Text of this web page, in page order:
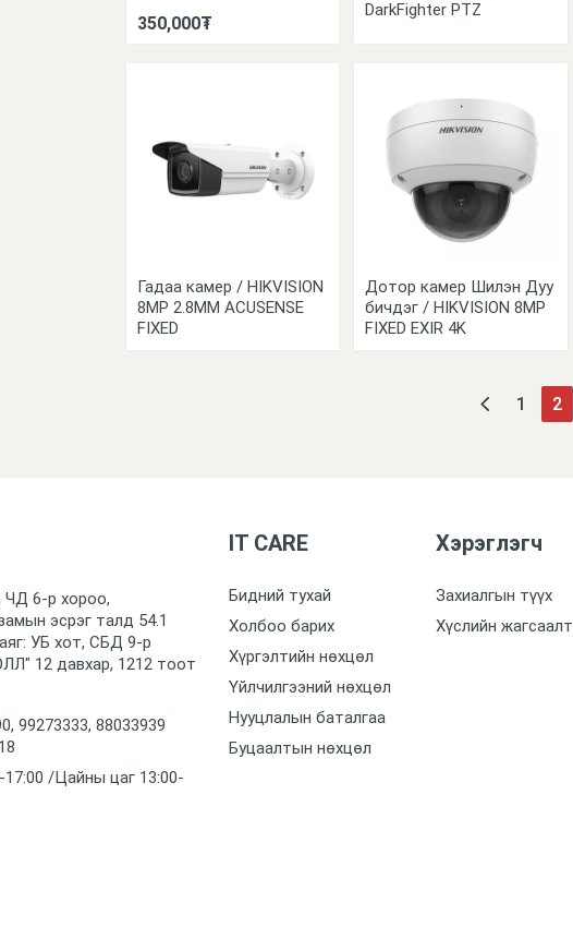
350,000₮
DarkFighter PTZ
Гадаа камер / HIKVISION
8MP 2.8MM ACUSENSE
FIXED
Дотор камер Шилэн Дуу
бичдэг / HIKVISION 8MP
FIXED EXIR 4K
1 2
ЧД 6-р хороо,
эсрэг талд 54.1
УБ хот, СБД 9-р
12 давхар, 1212 тоот
99273333, 88033939
/Цайны цаг 13:00-
IT CARE
Бидний тухай
Холбоо барих
Хүргэлтийн нөхцөл
Үйлчилгээний нөхцөл
Нууцлалын баталгаа
Буцаалтын нөхцөл
Хэрэглэгч
Захиалгын түүх
Хүслийн жагсаалт